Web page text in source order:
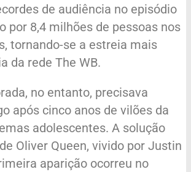
de audiência no episódio
por 8,4 milhões de pessoas nos
tornando-se a estreia mais
da rede The WB.
no entanto, precisava
após cinco anos de vilões da
adolescentes. A solução
Oliver Queen, vivido por Justin
aparição ocorreu no